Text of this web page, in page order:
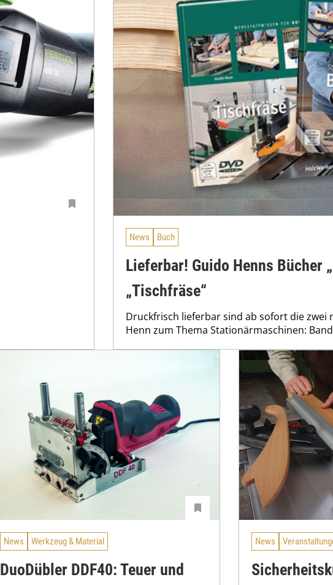
News Buch
Lieferbar! Guido Henns Bücher
„Tischfräse“
Druckfrisch lieferbar sind ab sofort die zwei
Henn zum Thema Stationärmaschinen:
News Werkzeug & Material
DuoDübler DDF40: Teuer und
News